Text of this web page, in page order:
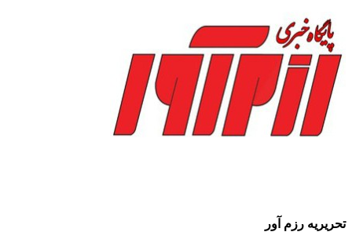
تحریریه رزم آور